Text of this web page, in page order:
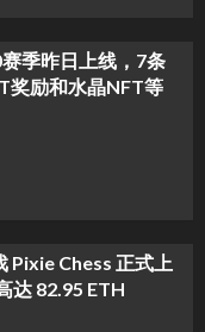
季昨日上线，7条
奖励和水晶NFT等
Pixie Chess 正式上
达 82.95 ETH